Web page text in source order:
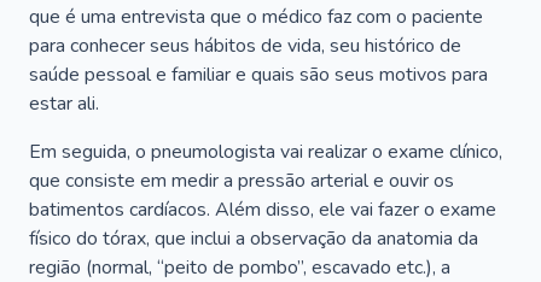
que é uma entrevista que o médico faz com o paciente
para conhecer seus hábitos de vida, seu histórico de
saúde pessoal e familiar e quais são seus motivos para
estar ali.
Em seguida, o pneumologista vai realizar o exame clínico,
que consiste em medir a pressão arterial e ouvir os
batimentos cardíacos. Além disso, ele vai fazer o exame
físico do tórax, que inclui a observação da anatomia da
região (normal, “peito de pombo”, escavado etc.), a